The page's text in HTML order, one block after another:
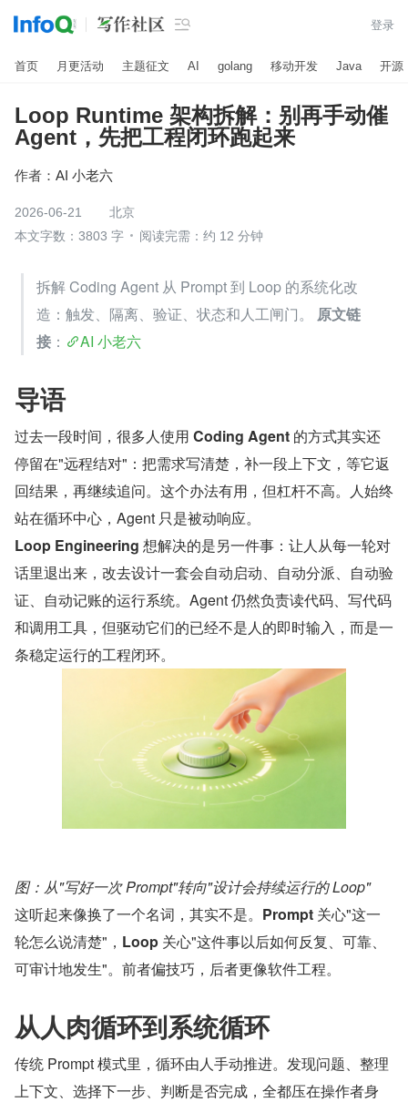
 登录
首页 月更活动 主题征文 AI golang 移动开发 Java 开源
Loop Runtime 架构拆解：别再手动催
Agent，先把工程闭环跑起来
作者： AI 小老六
2026-06-21
北京
本文字数：3803 字
阅读完需：约 12 分钟
拆解 Coding Agent 从 Prompt 到 Loop 的系统化改
造：触发、隔离、验证、状态和人工闸门。 原文链
接 ： AI 小老六
导语
过去一段时间，很多人使用 Coding Agent 的方式其实还
停留在"远程结对"：把需求写清楚，补一段上下文，等它返
回结果，再继续追问。这个办法有用，但杠杆不高。人始终
站在循环中心，Agent 只是被动响应。
Loop Engineering 想解决的是另一件事：让人从每一轮对
话里退出来，改去设计一套会自动启动、自动分派、自动验
证、自动记账的运行系统。Agent 仍然负责读代码、写代码
和调用工具，但驱动它们的已经不是人的即时输入，而是一
条稳定运行的工程闭环。
图：从"写好一次 Prompt"转向"设计会持续运行的 Loop"
这听起来像换了一个名词，其实不是。 Prompt 关心"这一
轮怎么说清楚"， Loop 关心"这件事以后如何反复、可靠、
可审计地发生"。前者偏技巧，后者更像软件工程。
从人肉循环到系统循环
传统 Prompt 模式里，循环由人手动推进。发现问题、整理
上下文、选择下一步、判断是否完成，全都压在操作者身